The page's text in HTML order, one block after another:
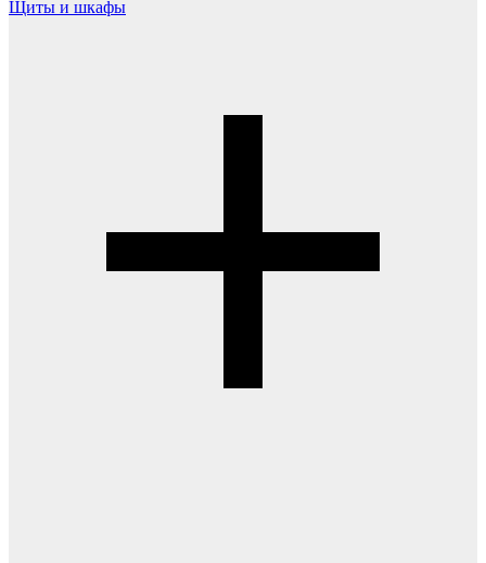
Щиты и шкафы